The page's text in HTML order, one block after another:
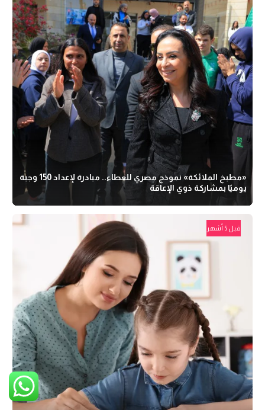
«مطبخ الملائكة» نموذج مصري للعطاء.. مبادرة لإعداد 150 وجبة
يوميًا بمشاركة ذوي الإعاقة
قبل 5 أشهر